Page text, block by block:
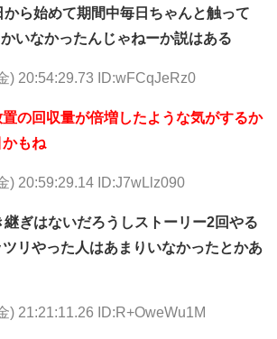
ら始めて期間中毎日ちゃんと触って
いなかったんじゃねーか説はある
) 20:54:29.73 ID:wFCqJeRz0
の回収量が倍増したような気がするか
もね
) 20:59:29.14 ID:J7wLlz090
ぎはないだろうしストーリー2回やる
リやった人はあまりいなかったとかあ
) 21:21:11.26 ID:R+OweWu1M